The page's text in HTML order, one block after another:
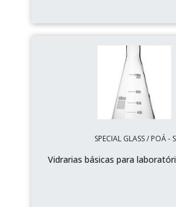
SPECIAL GLASS / POÁ -
Vidrarias básicas para